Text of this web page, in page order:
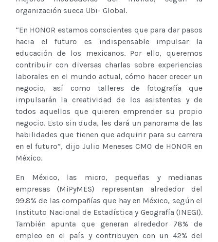
organización sueca Ubi- Global.
“En HONOR estamos conscientes que para dar pasos
hacia el futuro es indispensable impulsar la
educación de los mexicanos. Por ello, queremos
contribuir con diversas charlas sobre experiencias
laborales en el mundo actual, cómo hacer crecer un
negocio, así como talleres de fotografía que
impulsarán la creatividad de los asistentes y de
todos aquellos que quieren emprender su propio
negocio. Esto sin duda, les dará un panorama de las
habilidades que tienen que adquirir para su carrera
en el futuro”, dijo Julio Meneses CMO de HONOR en
México.
En México, las micro, pequeñas y medianas
empresas (MiPyMES) representan alrededor del
99.8% de las compañías que hay en México, según el
Instituto Nacional de Estadística y Geografía (INEGI).
También apunta que generan alrededor 78% de
empleo en el país y contribuyen con un 42% del